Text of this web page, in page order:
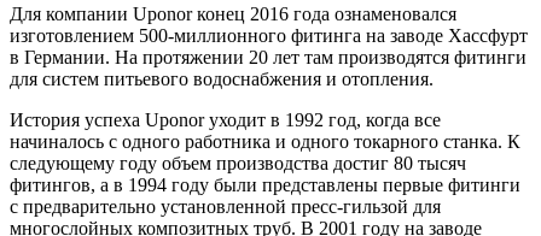
Для компании Uponor конец 2016 года ознаменовался
изготовлением 500-миллионного фитинга на заводе Хассфурт
в Германии. На протяжении 20 лет там производятся фитинги
для систем питьевого водоснабжения и отопления.
История успеха Uponor уходит в 1992 год, когда все
начиналось с одного работника и одного токарного станка. К
следующему году объем производства достиг 80 тысяч
фитингов, а в 1994 году были представлены первые фитинги
с предварительно установленной пресс-гильзой для
многослойных композитных труб. В 2001 году на заводе